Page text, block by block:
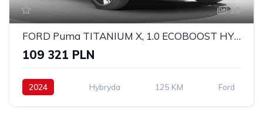
10
FORD Puma TITANIUM X, 1.0 ECOBOOST HYBRID 125KM, POWERSHIFT A7
109 321 PLN
2024 Hybryda 125 KM Ford